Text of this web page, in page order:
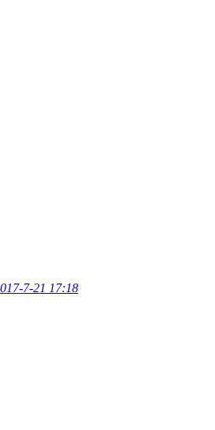
7-21 17:18